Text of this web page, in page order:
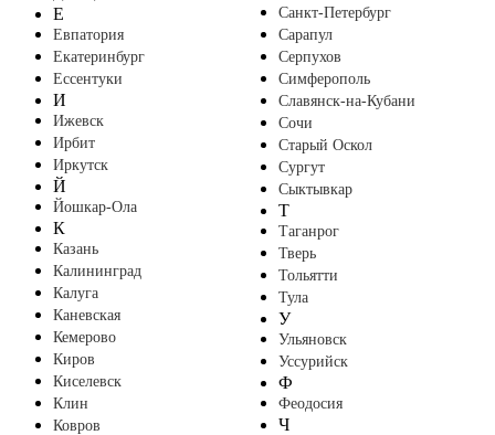
Е
Евпатория
Екатеринбург
Ессентуки
И
Ижевск
Ирбит
Иркутск
Й
Йошкар-Ола
К
Казань
Калининград
Калуга
Каневская
Кемерово
Киров
Киселевск
Клин
Ковров
Санкт-Петербург
Сарапул
Серпухов
Симферополь
Славянск-на-Кубани
Сочи
Старый Оскол
Сургут
Сыктывкар
Т
Таганрог
Тверь
Тольятти
Тула
У
Ульяновск
Уссурийск
Ф
Феодосия
Ч